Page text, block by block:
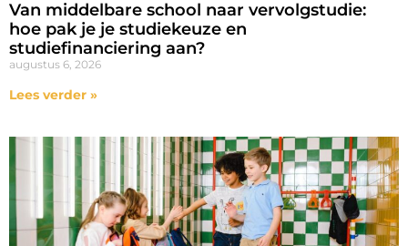
Van middelbare school naar vervolgstudie:
hoe pak je je studiekeuze en
studiefinanciering aan?
augustus 6, 2026
Lees verder »